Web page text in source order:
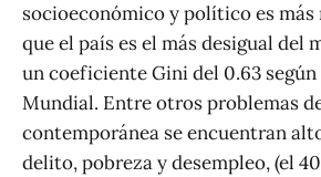
socioeconómico y político es
que el país es el más desigual del
un coeficiente Gini del 0.63 según
Mundial. Entre otros problemas
contemporánea se encuentran
delito, pobreza y desempleo, (el